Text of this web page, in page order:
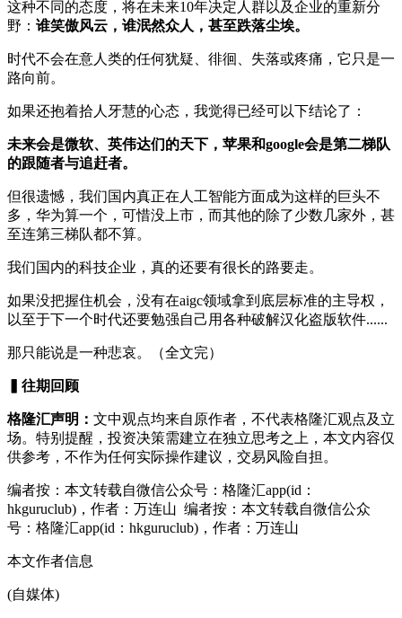
这种不同的态度，将在未来10年决定人群以及企业的重新分
野： 谁笑傲风云，谁泯然众人，甚至跌落尘埃。
时代不会在意人类的任何犹疑、徘徊、失落或疼痛，它只是一
路向前。
如果还抱着拾人牙慧的心态，我觉得已经可以下结论了：
未来会是微软、英伟达们的天下，苹果和google会是第二梯队
的跟随者与追赶者。
但很遗憾，我们国内真正在人工智能方面成为这样的巨头不
多，华为算一个，可惜没上市，而其他的除了少数几家外，甚
至连第三梯队都不算。
我们国内的科技企业，真的还要有很长的路要走。
如果没把握住机会，没有在aigc领域拿到底层标准的主导权，
以至于下一个时代还要勉强自己用各种破解汉化盗版软件......
那只能说是一种悲哀。（全文完）
▍往期 回顾
格隆汇声明： 文中观点均来自原作者，不代表格隆汇观点及立
场。特别提醒，投资决策需建立在独立思考之上，本文内容仅
供参考，不作为任何实际操作建议，交易风险自担。
编者按：本文转载自微信公众号：格隆汇app(id：
hkguruclub)，作者：万连山 编者按：本文转载自微信公众
号：格隆汇app(id：hkguruclub)，作者：万连山
本文作者信息
(自媒体)